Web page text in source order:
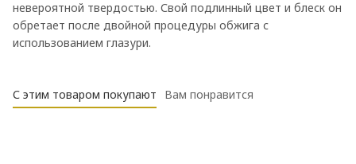
невероятной твердостью. Свой подлинный цвет и блеск он
обретает после двойной процедуры обжига с
использованием глазури.
С этим товаром покупают Вам понравится